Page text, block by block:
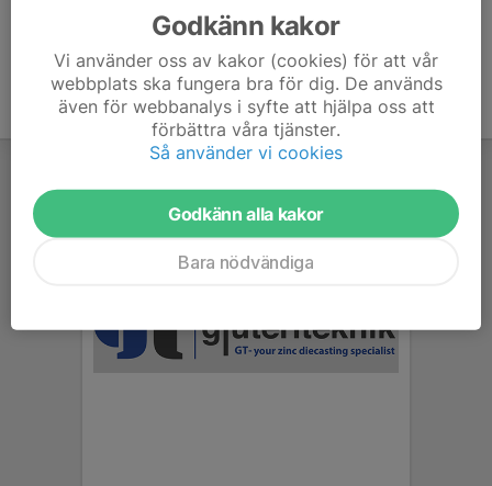
Godkänn kakor
Vi använder oss av kakor (cookies) för att vår
webbplats ska fungera bra för dig. De används
även för webbanalys i syfte att hjälpa oss att
förbättra våra tjänster.
Så använder vi cookies
Godkänn alla kakor
Bara nödvändiga